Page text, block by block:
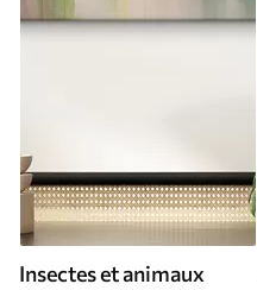
Insectes et animaux